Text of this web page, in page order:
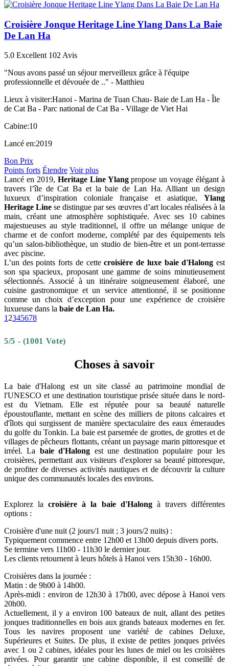
Croisière Jonque Heritage Line Ylang Dans La Baie
De Lan Ha
5.0 Excellent 102 Avis
"Nous avons passé un séjour merveilleux grâce à l'équipe
professionnelle et dévouée de .." - Matthieu
Lieux à visiter:Hanoi - Marina de Tuan Chau- Baie de Lan Ha - Île
de Cat Ba - Parc national de Cat Ba - Village de Viet Hai
Cabine:10
Lancé en:2019
Bon Prix
Points forts Étendre Voir plus
Lancé en 2019, Heritage Line Ylangpropose un voyage élégant à
travers l’île de Cat Ba et la baie de Lan Ha. Alliant un design
luxueux d’inspiration coloniale française et asiatique, Ylang
Heritage Line se distingue par ses œuvres d’art locales réalisées à la
main, créant une atmosphère sophistiquée. Avec ses 10 cabines
majestueuses au style traditionnel, il offre un mélange unique de
charme et de confort moderne, complété par des équipements tels
qu’un salon-bibliothèque, un studio de bien-être et un pont-terrasse
avec piscine.
L’un des points forts de cettecroisière de luxe baie d'Halong est
son spa spacieux, proposant une gamme de soins minutieusement
sélectionnés. Associé à un itinéraire soigneusement élaboré, une
cuisine gastronomique et un service attentionné, il se positionne
comme un choix d’exception pour une expérience de croisière
luxueuse dans la baie de Lan Ha.
1 2345678
5/5 - (1001 Vote)
Choses à savoir
La baie d'Halong est un site classé au patrimoine mondial de
l'UNESCO et une destination touristique prisée située dans le nord-
est du Vietnam. Elle est réputée pour sa beauté naturelle
époustouflante, mettant en scène des milliers de pitons calcaires et
d'îlots qui surgissent de manière spectaculaire des eaux émeraudes
du golfe du Tonkin. La baie est parsemée de grottes, de grottes et de
villages de pêcheurs flottants, créant un paysage marin pittoresque et
irréel. La baie d'Halong est une destination populaire pour les
croisières, permettant aux visiteurs d'explorer sa beauté pittoresque,
de profiter de diverses activités nautiques et de découvrir la culture
unique des communautés locales des environs.
Explorez lacroisière à la baie d'Halongà travers différentes
options :
Croisière d'une nuit (2 jours/1 nuit ; 3 jours/2 nuits) :
Typiquement commence entre 12h00 et 13h00 depuis divers ports.
Se termine vers 11h00 - 11h30 le dernier jour.
Les clients retournent à leurs hôtels à Hanoi vers 15h30 - 16h00.
Croisières dans la journée :
Matin : de 9h00 à 14h00.
Après-midi : environ de 12h30 à 17h00, avec dépose à Hanoi vers
20h00.
Actuellement, il y a environ 100 bateaux de nuit, allant des petites
jonques traditionnelles en bois aux grands bateaux modernes en fer.
Tous les navires proposent une variété de cabines Deluxe,
Supérieures et Suites. De plus, il existe de petites jonques privées
avec 1 ou 2 cabines, idéales pour les lunes de miel ou les croisières
privées. Pour garantir une cabine disponible, il est conseillé de